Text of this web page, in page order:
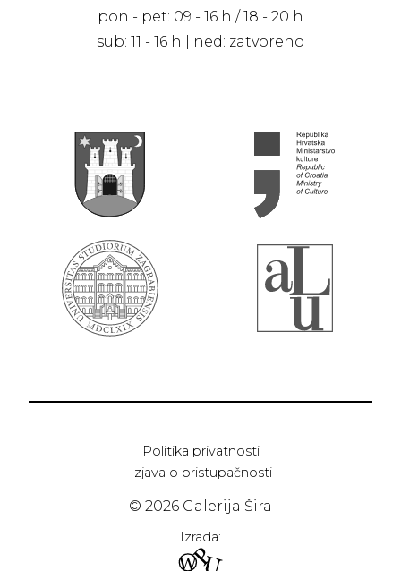
pon - pet: 09 - 16 h / 18 - 20 h
sub: 11 - 16 h | ned: zatvoreno
Politika privatnosti
Izjava o pristupačnosti
© 2026 Galerija Šira
Izrada: